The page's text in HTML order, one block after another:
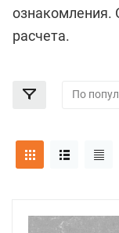
ознакомления.
расчета.